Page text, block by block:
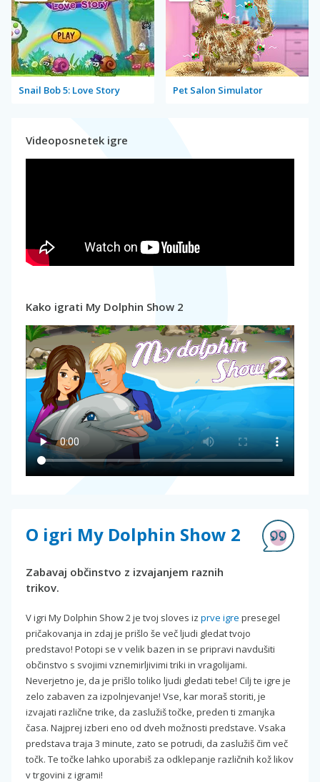
Snail Bob 5: Love Story Pet Salon Simulator
Videoposnetek igre
Kako igrati My Dolphin Show 2
O igri My Dolphin Show 2
Zabavaj občinstvo z izvajanjem raznih
trikov.
V igri My Dolphin Show 2 je tvoj sloves iz prve igre presegel
pričakovanja in zdaj je prišlo še več ljudi gledat tvojo
predstavo! Potopi se v velik bazen in se pripravi navdušiti
občinstvo s svojimi vznemirljivimi triki in vragolijami.
Neverjetno je, da je prišlo toliko ljudi gledati tebe! Cilj te igre je
zelo zabaven za izpolnjevanje! Vse, kar moraš storiti, je
izvajati različne trike, da zaslužiš točke, preden ti zmanjka
časa. Najprej izberi eno od dveh možnosti predstave. Vsaka
predstava traja 3 minute, zato se potrudi, da zaslužiš čim več
točk. Te točke lahko uporabiš za odklepanje različnih kož likov
v trgovini z igrami!